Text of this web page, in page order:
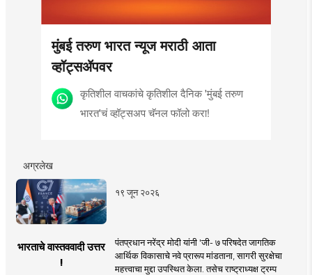
मुंबई तरुण भारत न्यूज मराठी आता
व्हॉट्सॲपवर
कृतिशील वाचकांचे कृतिशील दैनिक 'मुंबई तरुण
भारत'चं व्हॉट्सअप चॅनल फॉलो करा!
अग्रलेख
१९ जून २०२६
भारताचे वास्तववादी उत्तर
!
पंतप्रधान नरेंद्र मोदी यांनी 'जी- ७ परिषदेत जागतिक
आर्थिक विकासाचे नवे प्रारूप मांडताना, सागरी सुरक्षेचा
महत्त्वाचा मुद्दा उपस्थित केला. तसेच राष्ट्राध्यक्ष ट्रम्प